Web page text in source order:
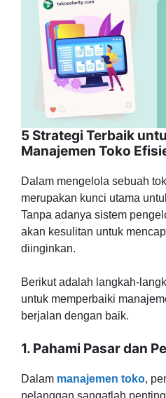
5 Strategi Terbaik
Manajemen Toko
Dalam mengelola sebuah
merupakan kunci utama
Tanpa adanya sistem
akan kesulitan untuk
diinginkan.
Berikut adalah langkah-
untuk memperbaiki
berjalan dengan baik.
1. Pahami Pasar dan
Dalam manajemen toko,